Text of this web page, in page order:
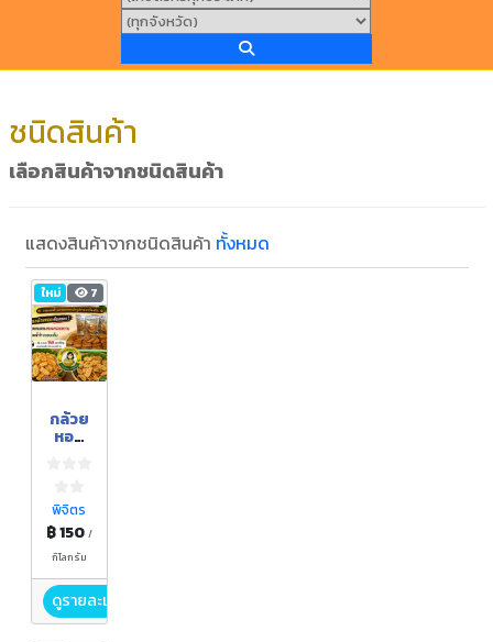
ชนิดสินค้า
เลือกสินค้าจากชนิดสินค้า
แสดงสินค้าจากชนิดสินค้า ทั้งหมด
ใหม่ 7
กล้วย
หอม
หวาน
พิจิตร
฿ 150 /
กิโลกรัม
ดูรายละเอียด